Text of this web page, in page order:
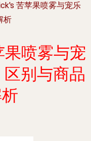
苦苹果喷雾与宠乐
析
果喷雾与宠
别与商品